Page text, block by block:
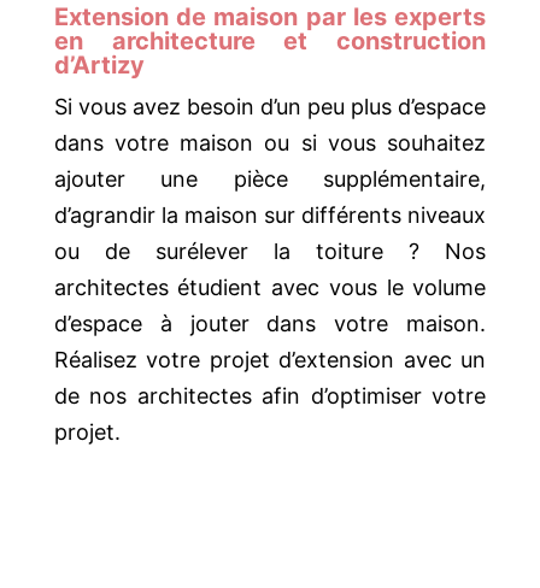
Extension de maison par les experts
en architecture et construction
d’Artizy
Si vous avez besoin d’un peu plus d’espace
dans votre maison ou si vous souhaitez
ajouter une pièce supplémentaire,
d’agrandir la maison sur différents niveaux
ou de surélever la toiture ? Nos
architectes étudient avec vous le volume
d’espace à jouter dans votre maison.
Réalisez votre projet d’extension avec un
de nos architectes afin d’optimiser votre
projet.